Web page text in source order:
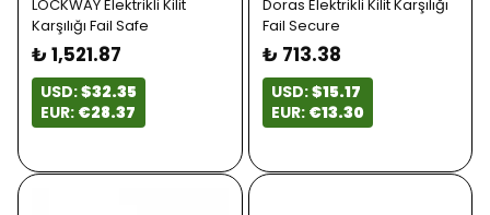
LOCKWAY Elektrikli Kilit
Karşılığı Fail Safe
₺ 1,521.87
USD:$32.35
EUR: €28.37
Doras Elektrikli Kilit Karşılığı
Fail Secure
₺ 713.38
USD:$15.17
EUR: €13.30